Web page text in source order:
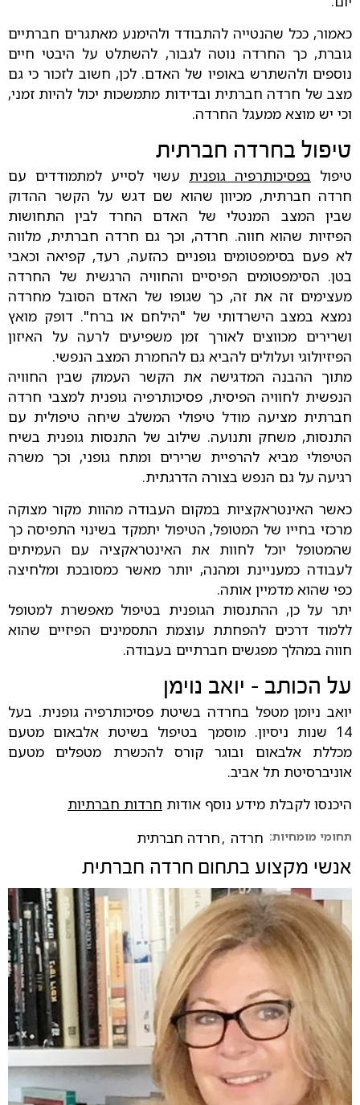
כאמור, ככל שהנטייה להתבודד ולהימנע מאתגרים חברתיים
גוברת, כך החרדה נוטה לגבור, להשתלט על היבטי חיים
נוספים ולהשתרש באופיו של האדם. לכן, חשוב לזכור כי גם
מצב של חרדה חברתית ובדידות מתמשכות יכול להיות זמני,
וכי יש מוצא ממעגל החרדה.
טיפול בחרדה חברתית
טיפול בפסיכותרפיה גופנית עשוי לסייע למתמודדים עם
חרדה חברתית, מכיוון שהוא שם דגש על הקשר ההדוק
שבין המצב המנטלי של האדם החרד לבין התחושות
הפיזיות שהוא חווה. חרדה, וכך גם חרדה חברתית, מלווה
לא פעם בסימפטומים גופניים כהזעה, רעד, קפיאה וכאבי
בטן. הסימפטומים הפיסיים והחוויה הרגשית של החרדה
מעצימים זה את זה, כך שגופו של האדם הסובל מחרדה
נמצא במצב הישרדותי של "הילחם או ברח". דופק מואץ
ושרירים מכווצים לאורך זמן משפיעים לרעה על האיזון
הפיזיולוגי ועלולים להביא גם להחמרת המצב הנפשי.
מתוך ההבנה המדגישה את הקשר העמוק שבין החוויה
הנפשית לחוויה הפיסית, פסיכותרפיה גופנית למצבי חרדה
חברתית מציעה מודל טיפולי המשלב שיחה טיפולית עם
התנסות, משחק ותנועה. שילוב של התנסות גופנית בשיח
הטיפולי מביא להרפיית שרירים ומתח גופני, וכך משרה
רגיעה על גם הנפש בצורה הדרגתית.
כאשר האינטראקציות במקום העבודה מהוות מקור מצוקה
מרכזי בחייו של המטופל, הטיפול יתמקד בשינוי התפיסה כך
שהמטופל יוכל לחוות את האינטראקציה עם העמיתים
לעבודה כמעניינת ומהנה, יותר מאשר כמסובכת ומלחיצה
כפי שהוא מדמיין אותה.
יתר על כן, ההתנסות הגופנית בטיפול מאפשרת למטופל
ללמוד דרכים להפחתת עוצמת התסמינים הפיזיים שהוא
חווה במהלך מפגשים חברתיים בעבודה.
על הכותב - יואב נוימן
יואב ניומן מטפל בחרדה בשיטת פסיכותרפיה גופנית. בעל
14 שנות ניסיון. מוסמך בטיפול בשיטת אלבאום מטעם
מכללת אלבאום ובוגר קורס להכשרת מטפלים מטעם
אוניברסיטת תל אביב.
היכנסו לקבלת מידע נוסף אודות חרדות חברתיות
תחומי מומחיות: חרדה ,חרדה חברתית
אנשי מקצוע בתחום חרדה חברתית